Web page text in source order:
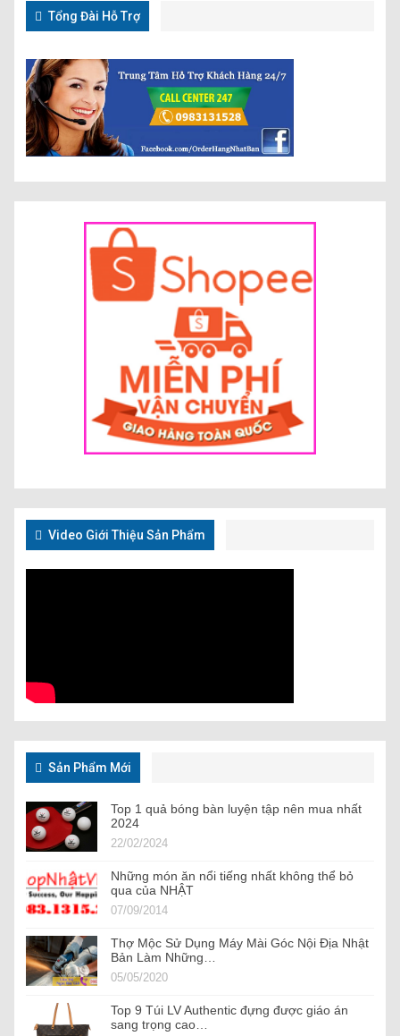
Tổng Đài Hỗ Trợ
Video Giới Thiệu Sản Phẩm
Sản Phẩm Mới
Top 1 quả bóng bàn luyện tập nên mua nhất
2024
22/02/2024
Những món ăn nổi tiếng nhất không thể bỏ
qua của NHẬT
07/09/2014
Thợ Mộc Sử Dụng Máy Mài Góc Nội Địa Nhật
Bản Làm Những…
05/05/2020
Top 9 Túi LV Authentic đựng được giáo án
sang trọng cao…